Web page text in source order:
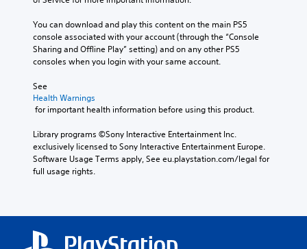
You can download and play this content on the main PS5
console associated with your account (through the “Console
Sharing and Offline Play” setting) and on any other PS5
consoles when you login with your same account.
See
Health Warnings
for important health information before using this product.
Library programs ©Sony Interactive Entertainment Inc.
exclusively licensed to Sony Interactive Entertainment Europe.
Software Usage Terms apply, See eu.playstation.com/legal for
full usage rights.